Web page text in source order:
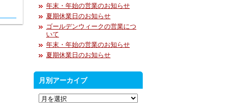
年末・年始の営業のお知らせ
夏期休業日のお知らせ
ゴールデンウィークの営業につ
いて
年末・年始の営業のお知らせ
夏期休業日のお知らせ
月別アーカイブ